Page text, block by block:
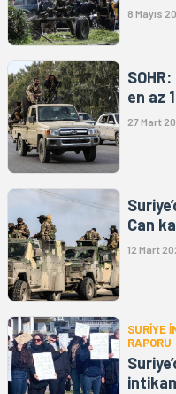
8 Mayıs
en az
27 Mart
Can
12 Mart
SURİYE
RAPORU